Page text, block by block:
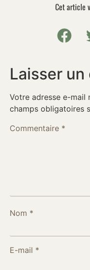
Cet article
Laisser
Votre adresse e-mail
champs obligatoires
Commentaire *
Nom *
E-mail *